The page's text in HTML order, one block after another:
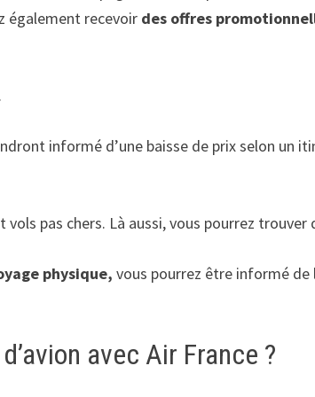
également recevoir des offres
informé d’une baisse de prix selon un
pas chers. Là aussi, vous pourrez
physique, vous pourrez être informé
avec Air France ?